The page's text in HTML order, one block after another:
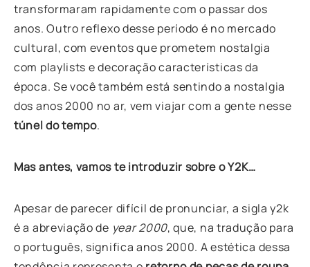
transformaram rapidamente com o passar dos
anos. Outro reflexo desse período é no mercado
cultural, com eventos que prometem nostalgia
com playlists e decoração características da
época. Se você também está sentindo a nostalgia
dos anos 2000 no ar, vem viajar com a gente nesse
túnel do tempo.
Mas antes, vamos te introduzir sobre o Y2K…
Apesar de parecer difícil de pronunciar, a sigla y2k
é a abreviação de year 2000, que, na tradução para
o português, significa anos 2000. A estética dessa